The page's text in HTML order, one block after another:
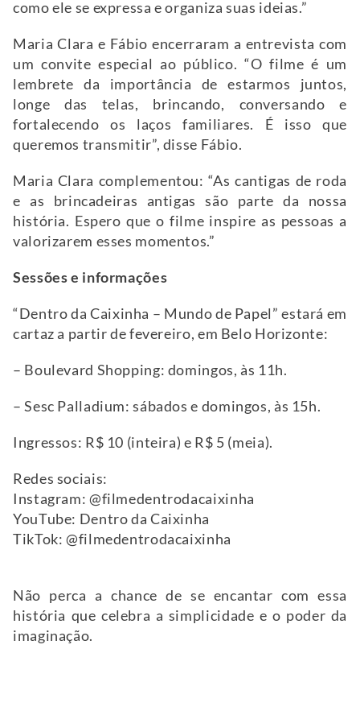
como ele se expressa e organiza suas ideias.”
Maria Clara e Fábio encerraram a entrevista com
um convite especial ao público. “O filme é um
lembrete da importância de estarmos juntos,
longe das telas, brincando, conversando e
fortalecendo os laços familiares. É isso que
queremos transmitir”, disse Fábio.
Maria Clara complementou: “As cantigas de roda
e as brincadeiras antigas são parte da nossa
história. Espero que o filme inspire as pessoas a
valorizarem esses momentos.”
Sessões e informações
“Dentro da Caixinha – Mundo de Papel” estará em
cartaz a partir de fevereiro, em Belo Horizonte:
– Boulevard Shopping: domingos, às 11h.
– Sesc Palladium: sábados e domingos, às 15h.
Ingressos: R$ 10 (inteira) e R$ 5 (meia).
Redes sociais:
Instagram: @filmedentrodacaixinha
YouTube: Dentro da Caixinha
TikTok: @filmedentrodacaixinha
Não perca a chance de se encantar com essa
história que celebra a simplicidade e o poder da
imaginação.